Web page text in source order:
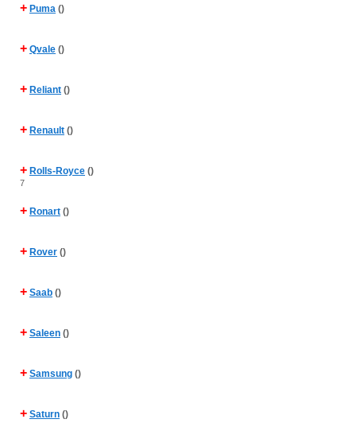
+ Puma ()
+ Qvale ()
+ Reliant ()
+ Renault ()
+ Rolls-Royce ()
7
+ Ronart ()
+ Rover ()
+ Saab ()
+ Saleen ()
+ Samsung ()
+ Saturn ()